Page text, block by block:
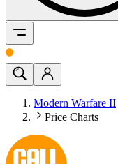
Modern Warfare II
Price Charts